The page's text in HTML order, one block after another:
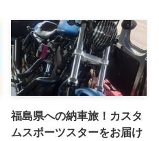
福島県への納車旅！カスタ
ムスポーツスターをお届け